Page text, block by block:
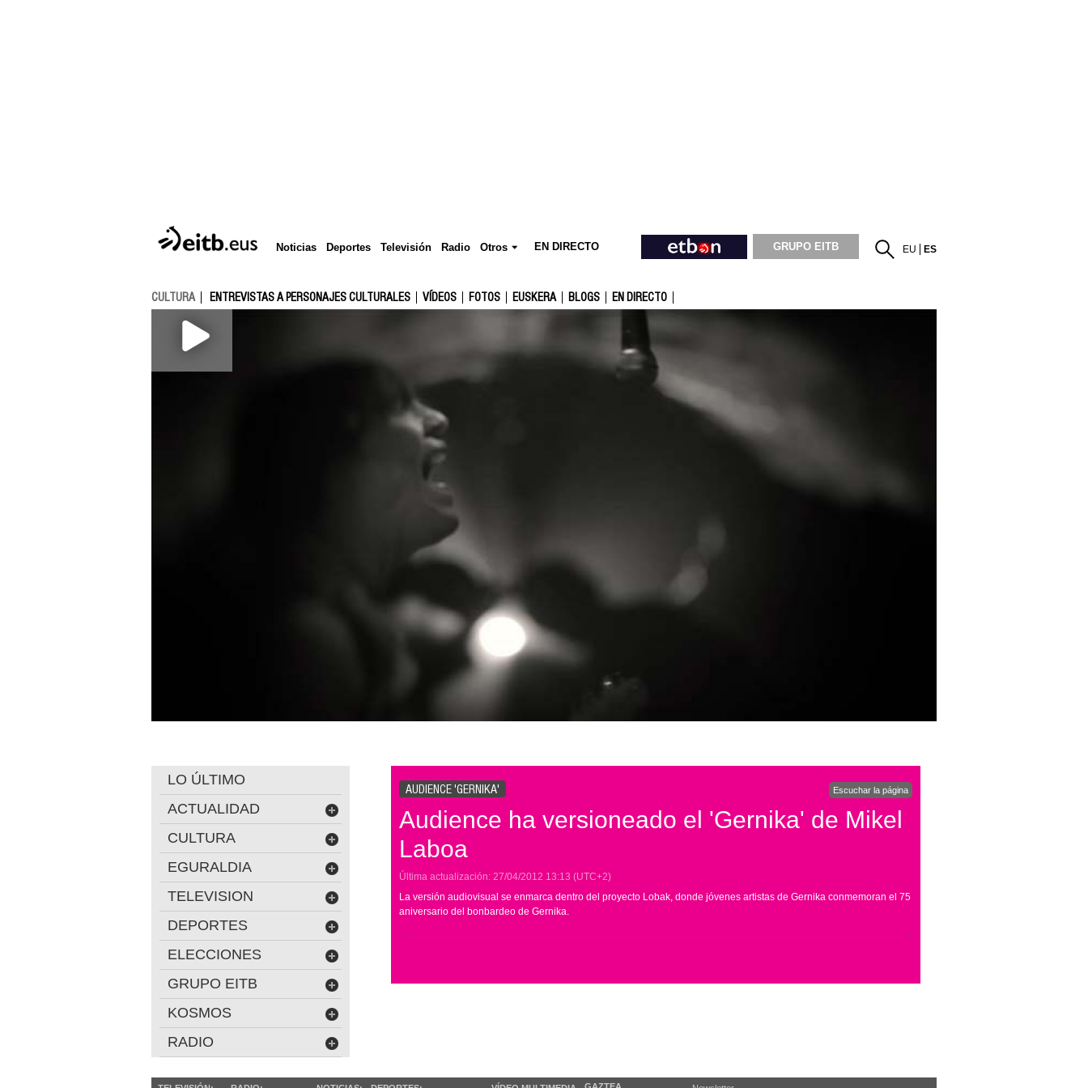
Noticias Deportes Televisión Radio Otros EN DIRECTO GRUPO EITB EU ES
CULTURA ENTREVISTAS A PERSONAJES CULTURALES VÍDEOS FOTOS EUSKERA BLOGS EN DIRECTO
AUDIENCE 'GERNIKA' Escuchar la página
Audience ha versioneado el 'Gernika' de Mikel
Laboa
Última actualización: 27/04/2012 13:13 (UTC+2)
La versión audiovisual se enmarca dentro del proyecto Lobak, donde jóvenes artistas de Gernika conmemoran el 75
aniversario del bonbardeo de Gernika.
LO ÚLTIMO
ACTUALIDAD
CULTURA
EGURALDIA
TELEVISION
DEPORTES
ELECCIONES
GRUPO EITB
KOSMOS
RADIO